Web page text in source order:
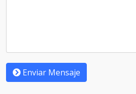
Enviar Mensaje